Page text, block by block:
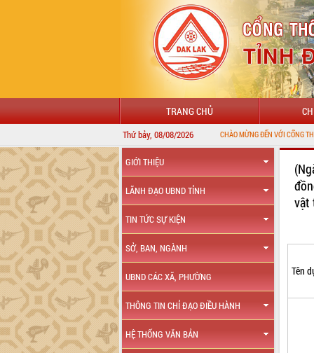
TRANG CHỦ
Thứ bảy, 08/08/2026
GIỚI THIỆU
LÃNH ĐẠO UBND TỈNH
TIN TỨC SỰ KIỆN
SỞ, BAN, NGÀNH
UBND CÁC XÃ, PHƯỜNG
THÔNG TIN CHỈ ĐẠO ĐIỀU HÀNH
HỆ THỐNG VĂN BẢN
vật
Tên